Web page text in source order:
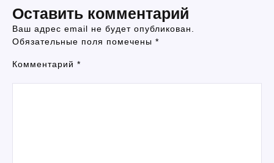
Оставить комментарий
Ваш адрес email не будет опубликован.
Обязательные поля помечены *
Комментарий *